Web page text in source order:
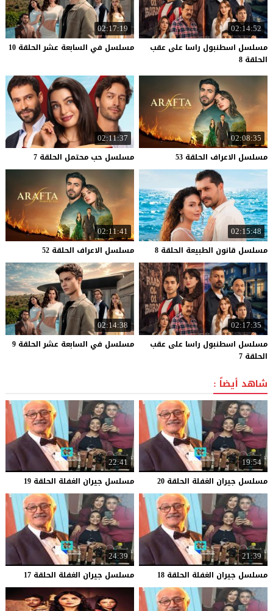
02:14:52
مسلسل اسطنبول راسا على عقب
الحلقة 8
02:17:19
مسلسل في السابعة عشر الحلقة 10
02:08:35
مسلسل الاعراف الحلقة 53
02:11:37
مسلسل حب محتمل الحلقة 7
02:15:48
مسلسل قانون الطبيعة الحلقة 8
02:11:41
مسلسل الاعراف الحلقة 52
02:17:35
مسلسل اسطنبول راسا على عقب
الحلقة 7
02:14:38
مسلسل في السابعة عشر الحلقة 9
شاهد أيضاً :
19:54
مسلسل جيران الغفلة الحلقة 20
22:41
مسلسل جيران الغفلة الحلقة 19
21:39
مسلسل جيران الغفلة الحلقة 18
24:39
مسلسل جيران الغفلة الحلقة 17